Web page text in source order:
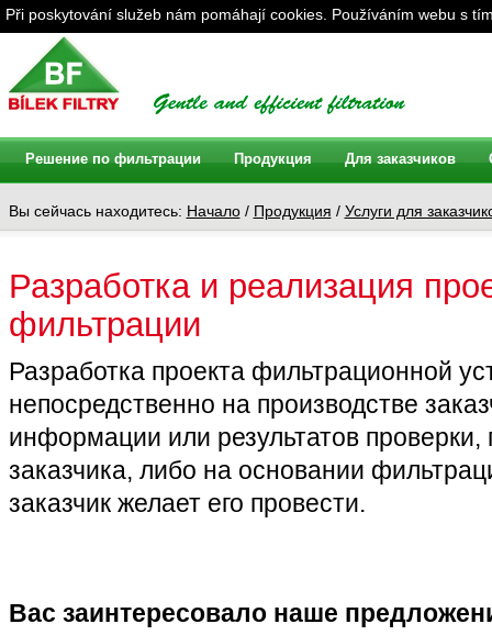
Вы сейчась находитесь: Начало/ Продукция / Услуги для
Разработка и реализация
фильтрации
Разработка проекта фильтрационной
непосредственно на производстве
информации или результатов проверки,
заказчика, либо на основании
заказчик желает его провести.
Вас заинтересовало наше
Решение по фильтрации Продукция Для заказчиков
Při poskytování služeb nám pomáhají cookies. Používáním webu s